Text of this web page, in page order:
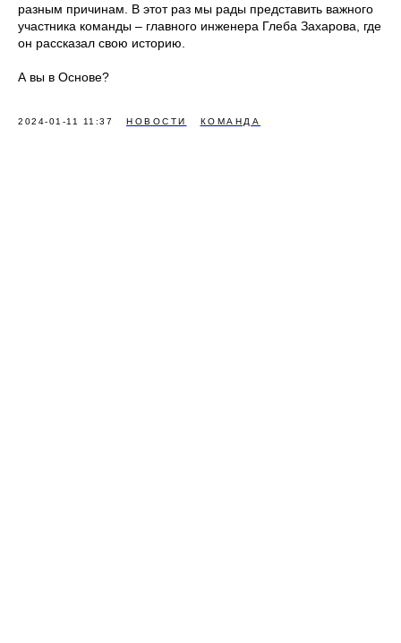
разным причинам. В этот раз мы рады представить важного
участника команды – главного инженера Глеба Захарова, где
он рассказал свою историю.
А вы в Основе?
2024-01-11 11:37 НОВОСТИ КОМАНДА